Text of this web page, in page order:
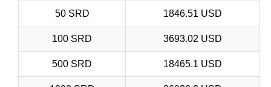
50 SRD 1846.51 USD
100 SRD 3693.02 USD
500 SRD 18465.1 USD